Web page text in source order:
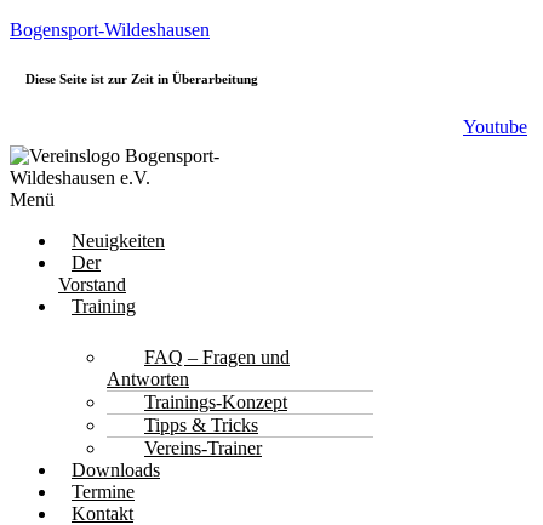
Bogensport-Wildeshausen
Diese Seite ist zur Zeit in Überarbeitung
Youtube
Menü
Neuigkeiten
Der
Vorstand
Training
FAQ – Fragen und
Antworten
Trainings-Konzept
Tipps & Tricks
Vereins-Trainer
Downloads
Termine
Kontakt